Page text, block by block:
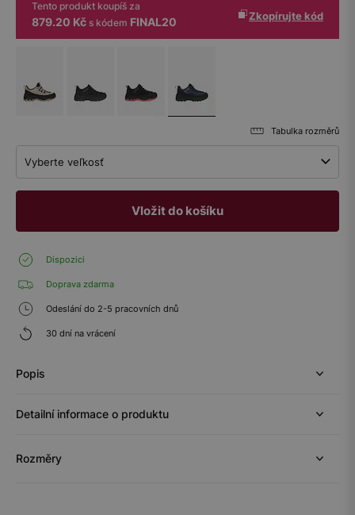
Tento produkt koupíš za
879.20 Kč s kódem FINAL20 Zkopírujte kód
Tabulka rozměrů
Vyberte veľkosť
Vložit do košíku
Dispozici
Doprava zdarma
Odeslání do 2-5 pracovních dnů
30 dní na vrácení
Popis
Detailní informace o produktu
Rozměry